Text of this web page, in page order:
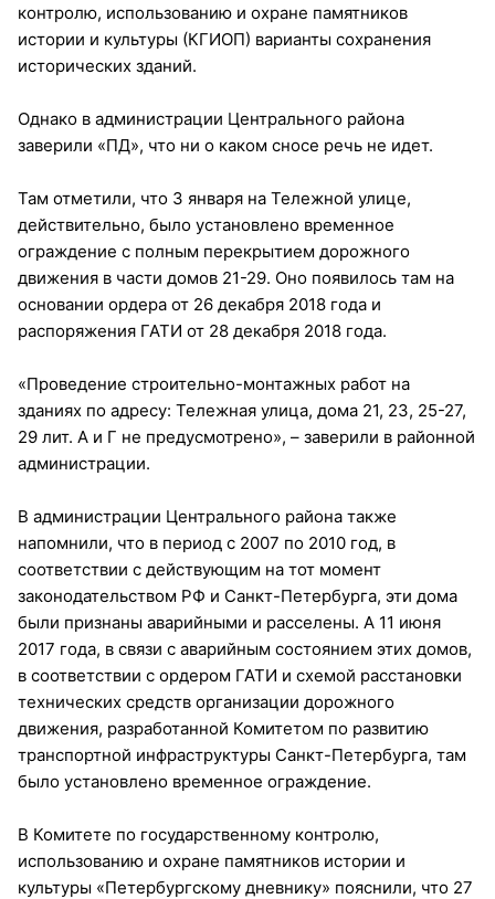
контролю, использованию и охране памятников
истории и культуры (КГИОП) варианты сохранения
исторических зданий.
Однако в администрации Центрального района
заверили «ПД», что ни о каком сносе речь не идет.
Там отметили, что 3 января на Тележной улице,
действительно, было установлено временное
ограждение с полным перекрытием дорожного
движения в части домов 21-29. Оно появилось там на
основании ордера от 26 декабря 2018 года и
распоряжения ГАТИ от 28 декабря 2018 года.
«Проведение строительно-монтажных работ на
зданиях по адресу: Тележная улица, дома 21, 23, 25-27,
29 лит. А и Г не предусмотрено», – заверили в районной
администрации.
В администрации Центрального района также
напомнили, что в период с 2007 по 2010 год, в
соответствии с действующим на тот момент
законодательством РФ и Санкт-Петербурга, эти дома
были признаны аварийными и расселены. А 11 июня
2017 года, в связи с аварийным состоянием этих домов,
в соответствии с ордером ГАТИ и схемой расстановки
технических средств организации дорожного
движения, разработанной Комитетом по развитию
транспортной инфраструктуры Санкт-Петербурга, там
было установлено временное ограждение.
В Комитете по государственному контролю,
использованию и охране памятников истории и
культуры «Петербургскому дневнику» пояснили, что 27